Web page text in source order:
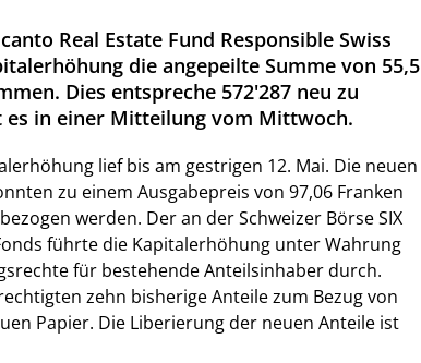
Real Estate Fund Responsible Swiss
die angepeilte Summe von 55,5
Dies entspreche 572'287 neu zu
in einer Mitteilung vom Mittwoch.
lief bis am gestrigen 12. Mai. Die neuen
zu einem Ausgabepreis von 97,06 Franken
werden. Der an der Schweizer Börse SIX
führte die Kapitalerhöhung unter Wahrung
für bestehende Anteilsinhaber durch.
zehn bisherige Anteile zum Bezug von
Papier. Die Liberierung der neuen Anteile ist